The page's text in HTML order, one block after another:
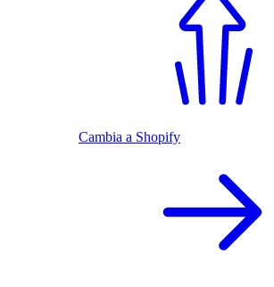
Cambia a Shopify